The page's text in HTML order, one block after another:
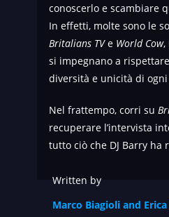
conoscerlo e scambiare
In effetti, molte sono le
Britalians TVe World Cow,
si impegnano a
diversità e unicità di
Nel frattempo, corri su
recuperare l’intervista
tutto ciò che DJ Barry ha
Written by
Marco Biagioli and